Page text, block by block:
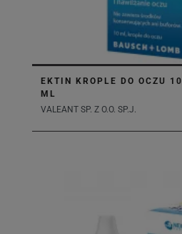
EKTIN KROPLE DO OCZU 10
ML
VALEANT SP. Z O.O. SP.J.